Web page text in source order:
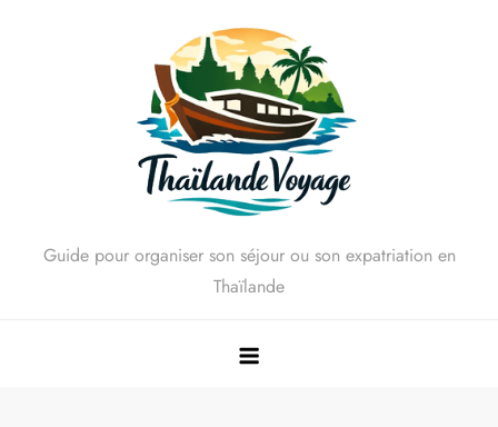
Guide pour organiser son séjour ou son expatriation en
Thaïlande